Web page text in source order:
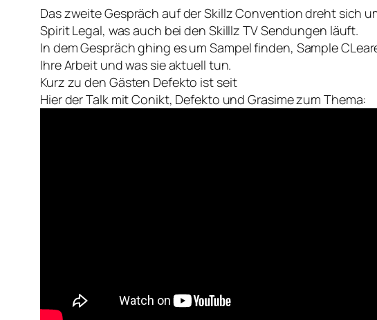
Das zweite Gespräch auf der Skillz Convention dreht sich
Spirit Legal, was auch bei den Skilllz TV Sendungen läuft.
In dem Gespräch ghing es um Sampel finden, Sample
Ihre Arbeit und was sie aktuell tun.
Kurz zu den Gästen Defekto ist seit
Hier der Talk mit Conikt, Defekto und Grasime zum Thema: